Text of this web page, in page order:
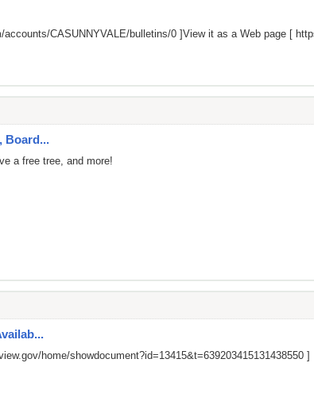
CASUNNYVALE/bulletins/0 ]View it as a Web page [
Board...
a free tree, and more!
home/showdocument?id=13415&t=639203415131438550 ]